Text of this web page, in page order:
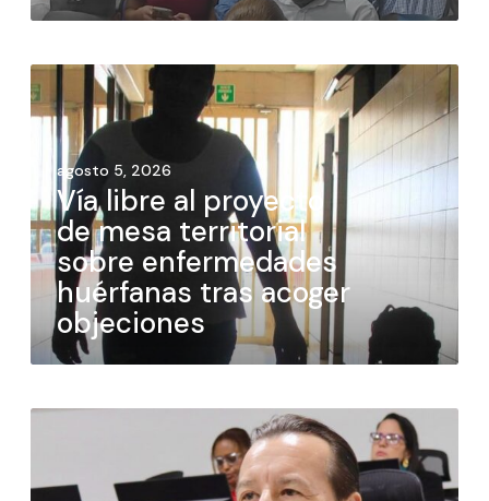
agosto 5, 2026
Vía libre al proyecto
de mesa territorial
sobre enfermedades
huérfanas tras acoger
objeciones